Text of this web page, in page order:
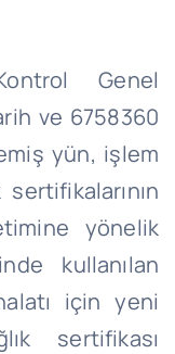
Genel
ve 6758360
yün, işlem
yönelik
kullanılan
için yeni
sertifikası